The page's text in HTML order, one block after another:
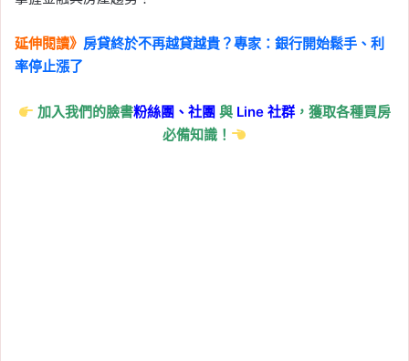
延伸閱讀》 房貸終於不再越貸越貴？專家：銀行開始鬆手、利
率停止漲了
加入我們的臉書粉絲團、社團與 Line社群 ，獲取各種買房
必備知識！